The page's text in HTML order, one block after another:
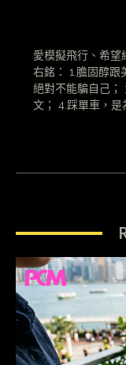
愛模擬飛行、希望
右銘： 1.膽固醇跟
絕對不能騙自己；
文； 4.踩單車，是